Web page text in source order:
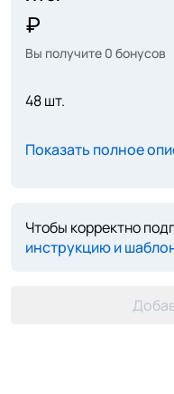
Вы получите 0 бонусов
48 шт.
Показать полное
Чтобы корректно
инструкцию и